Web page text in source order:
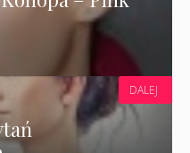
DALEJ